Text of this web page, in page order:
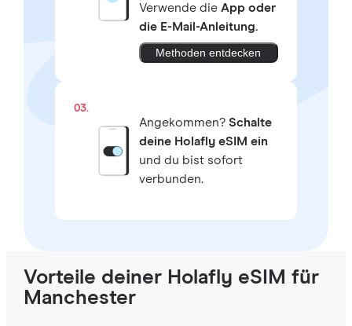
Verwende die App oder
die E-Mail-Anleitung.
Methoden entdecken
03.
Angekommen? Schalte
deine Holafly eSIM ein
und du bist sofort
verbunden.
Vorteile deiner Holafly eSIM für
Manchester